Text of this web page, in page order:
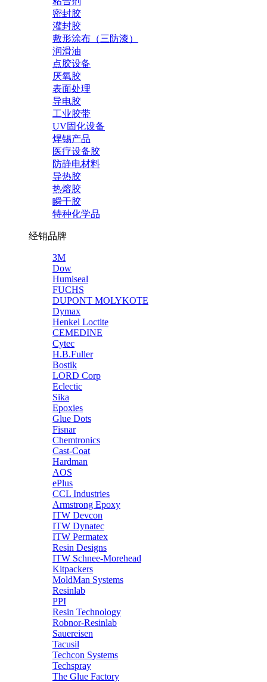
密封胶
灌封胶
敷形涂布（三防漆）
润滑油
点胶设备
厌氧胶
表面处理
导电胶
工业胶带
UV固化设备
焊锡产品
医疗设备胶
防静电材料
导热胶
热熔胶
瞬干胶
特种化学品
经销品牌
3M
Dow
Humiseal
FUCHS
DUPONT MOLYKOTE
Dymax
Henkel Loctite
CEMEDINE
Cytec
H.B.Fuller
Bostik
LORD Corp
Eclectic
Sika
Epoxies
Glue Dots
Fisnar
Chemtronics
Cast-Coat
Hardman
AOS
ePlus
CCL Industries
Armstrong Epoxy
ITW Devcon
ITW Dynatec
ITW Permatex
Resin Designs
ITW Schnee-Morehead
Kitpackers
MoldMan Systems
Resinlab
PPI
Resin Technology
Robnor-Resinlab
Sauereisen
Tacusil
Techcon Systems
Techspray
The Glue Factory